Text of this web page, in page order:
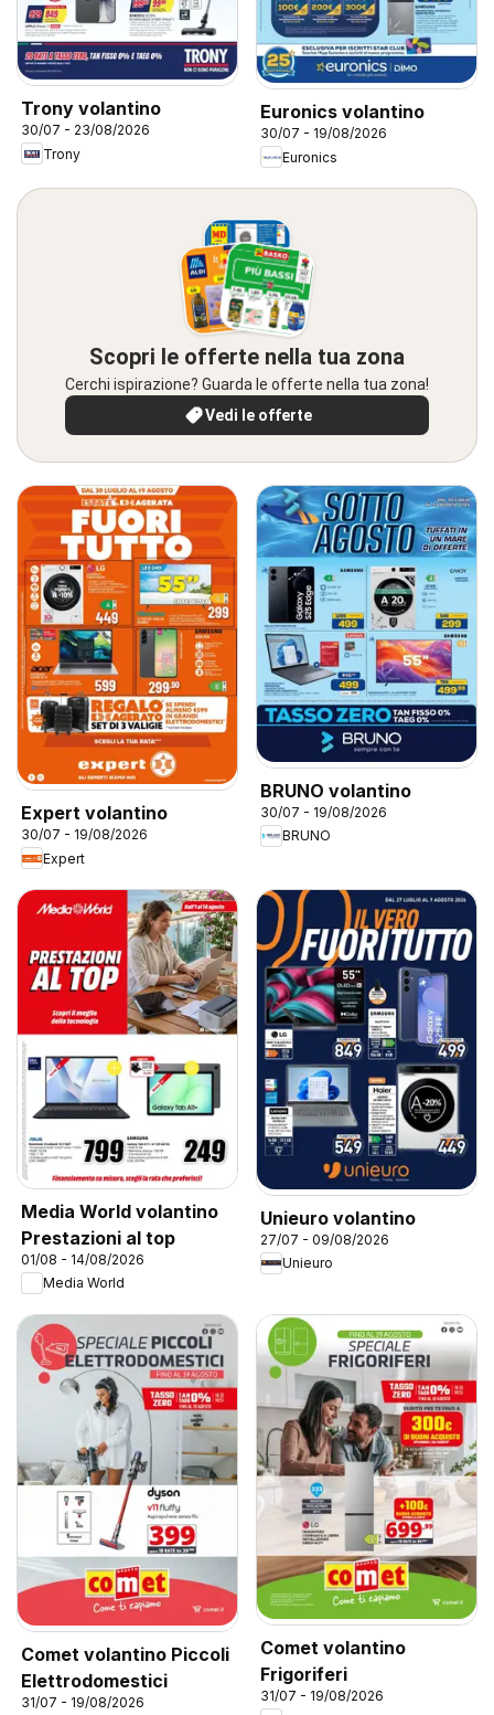
Trony volantino
30/07 - 23/08/2026
Trony
Euronics volantino
30/07 - 19/08/2026
Euronics
Scopri le offerte nella tua zona
Cerchi ispirazione? Guarda le offerte nella tua zona!
Vedi le offerte
Expert volantino
30/07 - 19/08/2026
Expert
BRUNO volantino
30/07 - 19/08/2026
BRUNO
Media World volantino
Prestazioni al top
01/08 - 14/08/2026
Media World
Unieuro volantino
27/07 - 09/08/2026
Unieuro
Comet volantino Piccoli
Elettrodomestici
31/07 - 19/08/2026
Comet volantino
Frigoriferi
31/07 - 19/08/2026